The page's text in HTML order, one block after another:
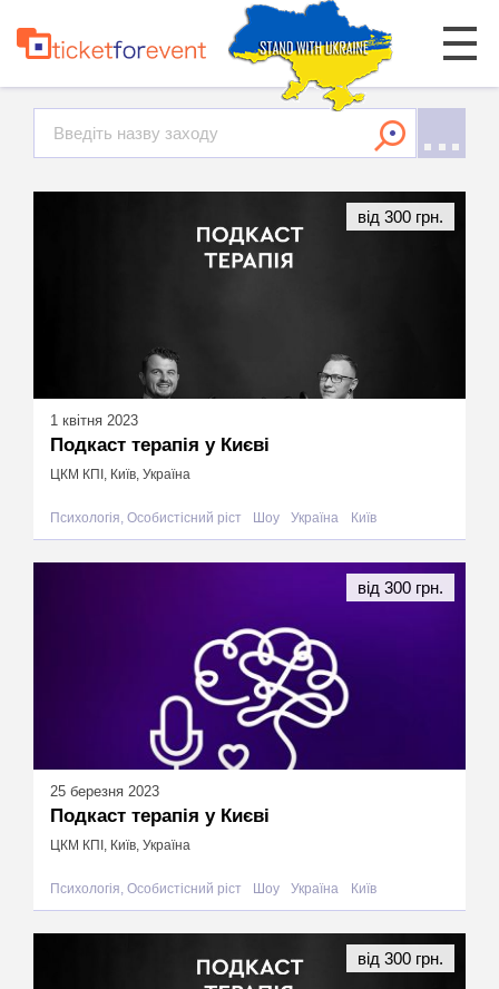
1 квітня 2023
Подкаст терапія у Києві
ЦКМ КПІ, Київ, Україна
Психологія, Особистісний ріст Шоу Україна Київ
від 300 грн.
25 березня 2023
Подкаст терапія у Києві
ЦКМ КПІ, Київ, Україна
Психологія, Особистісний ріст Шоу Україна Київ
від 300 грн.
від 300 грн.